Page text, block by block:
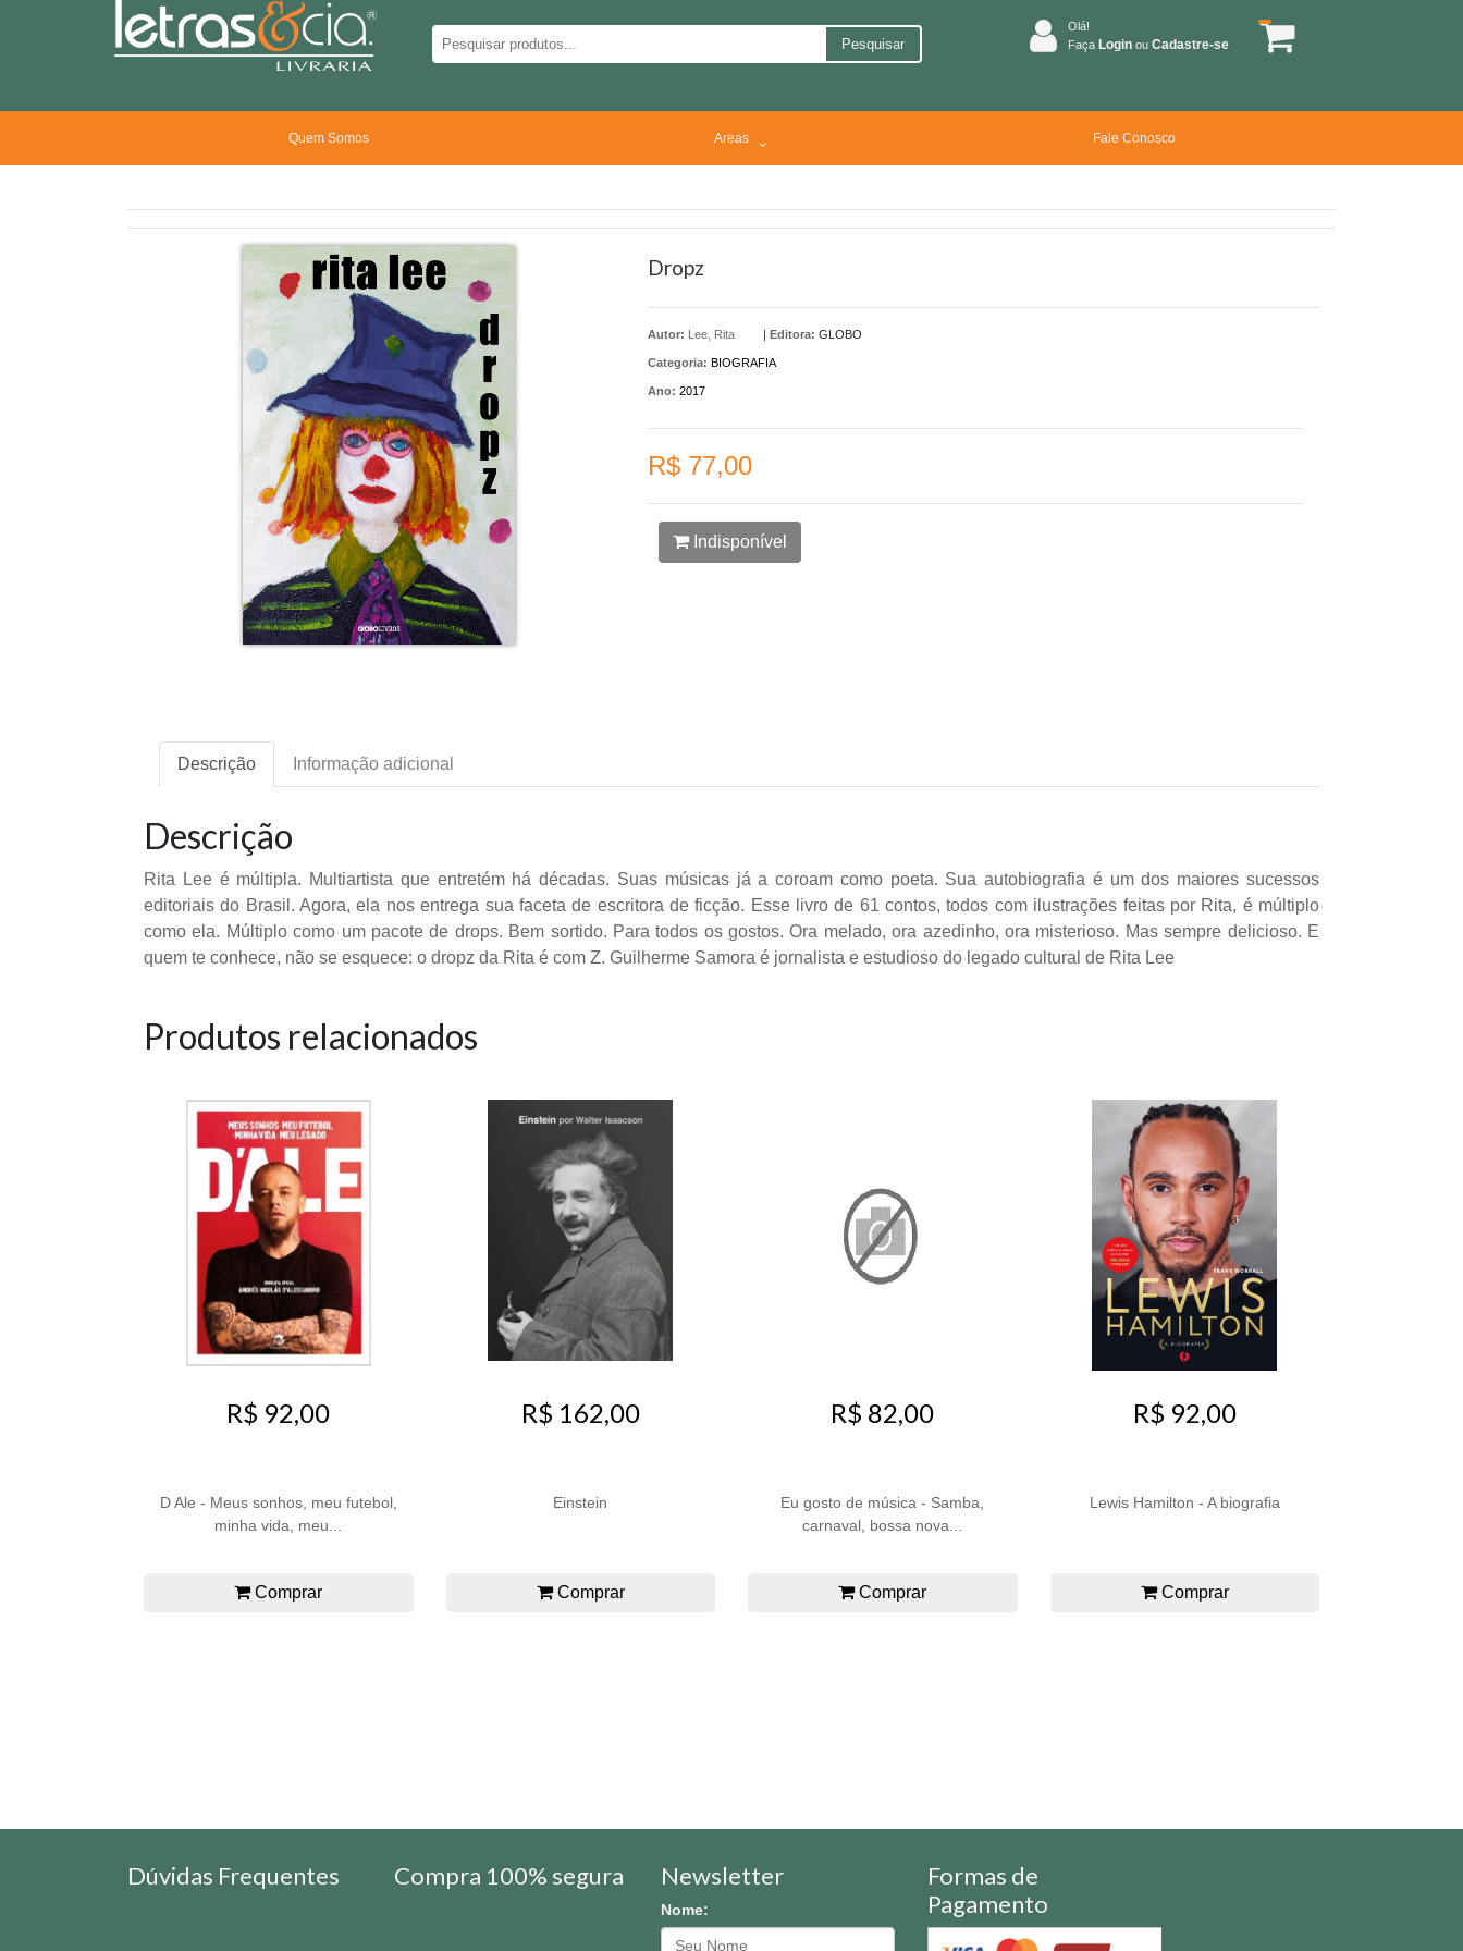
Pesquisar
Olá!
Faça Login ou Cadastre-se
Quem Somos Areas Fale Conosco
Dropz
Autor: Lee, Rita | Editora: GLOBO
Categoria: BIOGRAFIA
Ano: 2017
R$ 77,00
Indisponível
Descrição Informação adicional
Descrição
Rita Lee é múltipla. Multiartista que entretém há décadas. Suas músicas já a coroam como poeta. Sua autobiografia é um dos maiores sucessos
editoriais do Brasil. Agora, ela nos entrega sua faceta de escritora de ficção. Esse livro de 61 contos, todos com ilustrações feitas por Rita, é múltiplo
como ela. Múltiplo como um pacote de drops. Bem sortido. Para todos os gostos. Ora melado, ora azedinho, ora misterioso. Mas sempre delicioso. E
quem te conhece, não se esquece: o dropz da Rita é com Z. Guilherme Samora é jornalista e estudioso do legado cultural de Rita Lee
Produtos relacionados
R$ 92,00
D Ale - Meus sonhos, meu futebol,
minha vida, meu...
Comprar
R$ 162,00
Einstein
Comprar
R$ 82,00
Eu gosto de música - Samba,
carnaval, bossa nova...
Comprar
R$ 92,00
Lewis Hamilton - A biografia
Comprar
Dúvidas Frequentes Compra 100% segura Newsletter
Nome:
Formas de
Pagamento